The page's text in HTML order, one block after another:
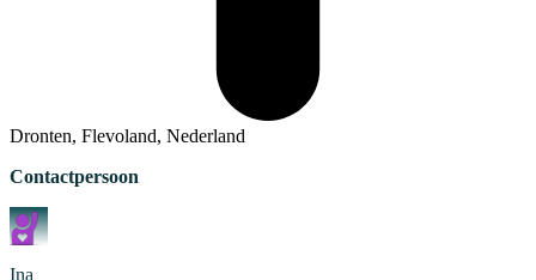
Dronten, Flevoland, Nederland
Contactpersoon
Ina